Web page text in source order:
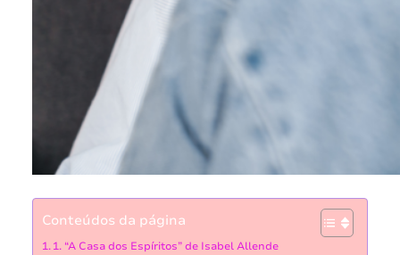
Conteúdos da página
1. “A Casa dos Espíritos” de Isabel Allende